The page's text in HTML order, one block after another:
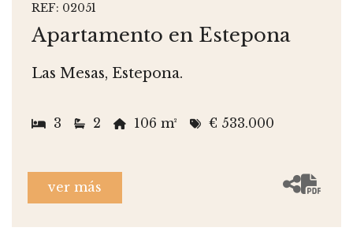
REF: 02051
Apartamento en Estepona
Las Mesas, Estepona.
3 2 106 m² € 533.000
ver más